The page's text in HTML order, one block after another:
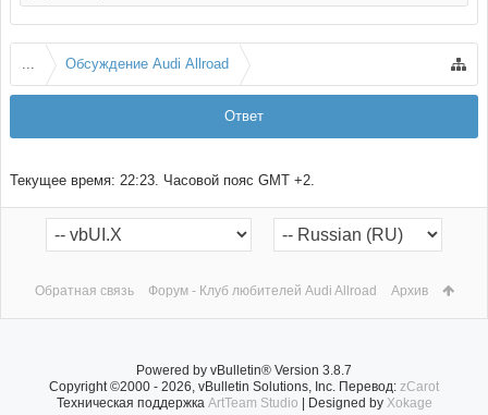
Ответ
... Обсуждение Audi Allroad
Текущее время: 22:23. Часовой пояс GMT +2.
Обратная связь Форум - Клуб любителей Audi Allroad Архив
Powered by vBulletin® Version 3.8.7
Copyright ©2000 - 2026, vBulletin Solutions, Inc. Перевод: zCarot
Техническая поддержка ArtTeam Studio | Designed by Xokage